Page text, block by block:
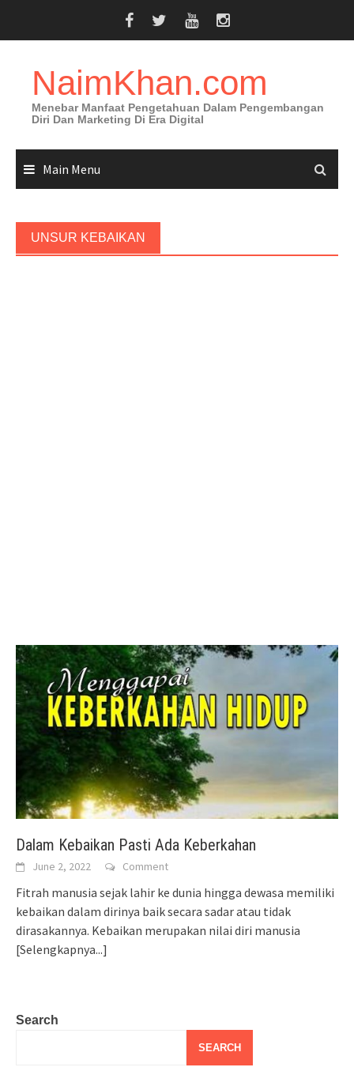
NaimKhan.com
Menebar Manfaat Pengetahuan Dalam Pengembangan
Diri Dan Marketing Di Era Digital
Main Menu
UNSUR KEBAIKAN
Dalam Kebaikan Pasti Ada Keberkahan
June 2, 2022 Comment
Fitrah manusia sejak lahir ke dunia hingga dewasa memiliki
kebaikan dalam dirinya baik secara sadar atau tidak
dirasakannya. Kebaikan merupakan nilai diri manusia
[Selengkapnya...]
Search
SEARCH